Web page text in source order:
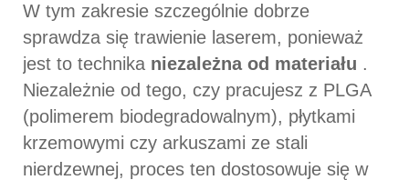
W tym zakresie szczególnie dobrze
sprawdza się trawienie laserem, ponieważ
jest to technika niezależna od materiału .
Niezależnie od tego, czy pracujesz z PLGA
(polimerem biodegradowalnym), płytkami
krzemowymi czy arkuszami ze stali
nierdzewnej, proces ten dostosowuje się w